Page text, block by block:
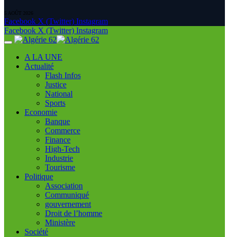
5 AOÛT 2026
Facebook X (Twitter) Instagram
Facebook X (Twitter) Instagram
A LA UNE
Actualité
Flash Infos
Justice
National
Sports
Economie
Banque
Commerce
Finance
High-Tech
Industrie
Tourisme
Politique
Association
Communiqué
gouvernement
Droit de l’homme
Ministère
Société